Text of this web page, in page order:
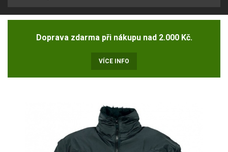
Doprava zdarma při nákupu nad 2.000 Kč.
VÍCE INFO